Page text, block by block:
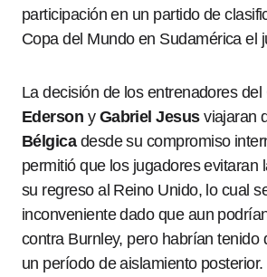
participación en un partido de
Copa del Mundo en Sudamérica el
La decisión de los entrenadores del
Ederson y Gabriel Jesusviajaran
Bélgicadesde su compromiso
permitió que los jugadores evitaran
su regreso al Reino Unido, lo cual
inconveniente dado que aun
contra Burnley, pero habrían tenido
un período de aislamiento posterior.